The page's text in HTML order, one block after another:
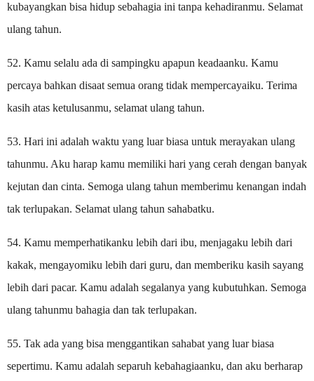
kubayangkan bisa hidup sebahagia ini tanpa kehadiranmu. Selamat
ulang tahun.
52. Kamu selalu ada di sampingku apapun keadaanku. Kamu
percaya bahkan disaat semua orang tidak mempercayaiku. Terima
kasih atas ketulusanmu, selamat ulang tahun.
53. Hari ini adalah waktu yang luar biasa untuk merayakan ulang
tahunmu. Aku harap kamu memiliki hari yang cerah dengan banyak
kejutan dan cinta. Semoga ulang tahun memberimu kenangan indah
tak terlupakan. Selamat ulang tahun sahabatku.
54. Kamu memperhatikanku lebih dari ibu, menjagaku lebih dari
kakak, mengayomiku lebih dari guru, dan memberiku kasih sayang
lebih dari pacar. Kamu adalah segalanya yang kubutuhkan. Semoga
ulang tahunmu bahagia dan tak terlupakan.
55. Tak ada yang bisa menggantikan sahabat yang luar biasa
sepertimu. Kamu adalah separuh kebahagiaanku, dan aku berharap